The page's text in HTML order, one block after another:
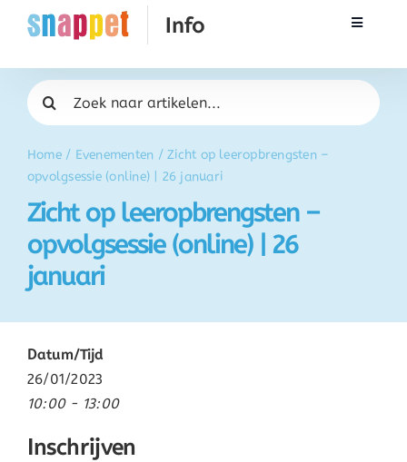
naar
Toggle
Rekenen
Taal & Spelling
Werken met Snappet
Training
FAQ
Home/ Evenementen /Zicht op leeropbrengsten –
opvolgsessie (online) | 26 januari
Zicht op leeropbrengsten –
opvolgsessie (online) | 26
januari
Zoeken
naar:
Datum/Tijd
26/01/2023
10:00 - 13:00
Inschrijven